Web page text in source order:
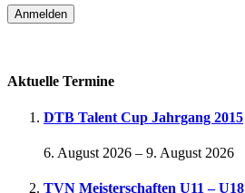
Aktuelle Termine
DTB Talent Cup Jahrgang 2015
6. August 2026 – 9. August 2026
TVN Meisterschaften U11 – U18